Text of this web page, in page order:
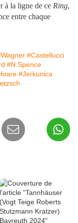
à la ligne de ce Ring,
entre chaque
#Castellucci
#N.Spence
#Jerkunica